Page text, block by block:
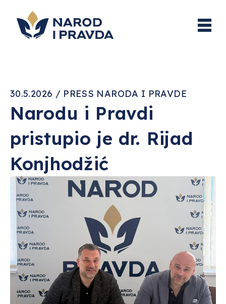
30.5.2026 / PRESS NARODA I PRAVDE
Narodu i Pravdi
pristupio je dr. Rijad
Konjhodžić